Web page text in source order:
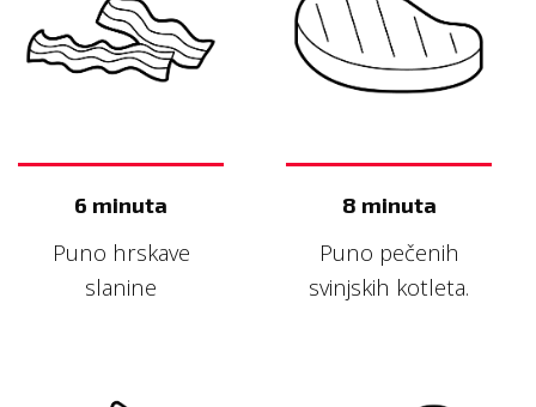
6 minuta
Puno hrskave
slanine
8 minuta
Puno pečenih
svinjskih kotleta.